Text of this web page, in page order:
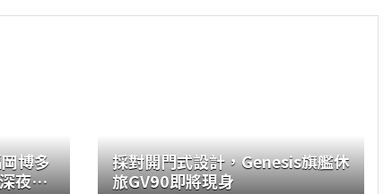
博多
採對開門式設計，Genesis旗艦休
旅GV90即將現身